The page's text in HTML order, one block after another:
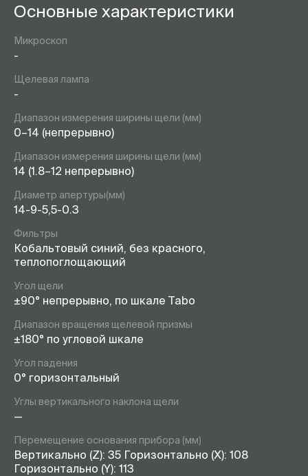
с флюоресцеином
-
Основные характеристики
Микроскоп
-
Щелевая лампа
-
Диапазон измерения ширины щели (мм)
0–14 (непрерывно)
Диапазон измерения ширины щели (мм)
14 (1.8–12 непрерывно)
Диаметр апертуры(мм)
14-9-5,5-0.3
Фильтры
Кобальтовый синий, без красного,
теплопоглощающий
Угол щели
±90° непрерывно, по шкале Tabo
Диапазон вращения щелевой призмы
±180° по угловой шкале
Угол падения
0° горизонтальный
Углы вертикального наклона щели
—
Перемещение основания прибора (мм)
Вертикально (Z): 35 Горизонтально (Х): 108
Горизонтально (Y): 113